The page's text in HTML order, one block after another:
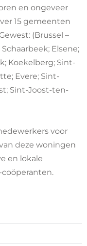
en ongeveer
15 gemeenten
(Brussel –
Elsene;
Koekelberg; Sint-
Evere; Sint-
Sint-Joost-ten-
voor
deze woningen
en lokale